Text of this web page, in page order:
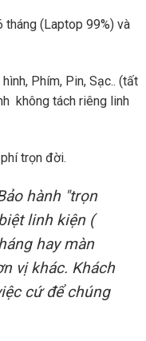
tháng (Laptop 99%) và
Phím, Pin, Sạc.. (tất
không tách riêng linh
trọn đời.
hành "trọn
linh kiện (
hay màn
vị khác. Khách
cứ để chúng